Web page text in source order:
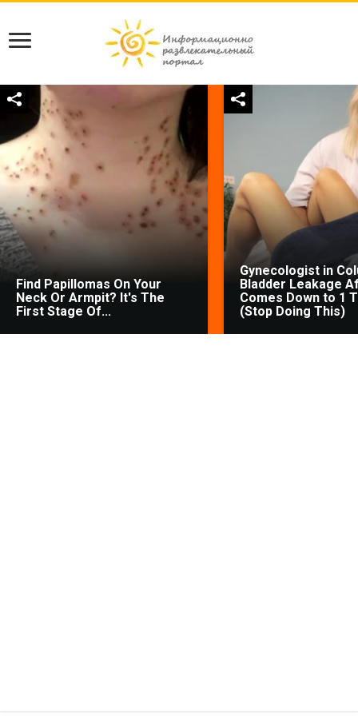
Find Papillomas On Your
Neck Or Armpit? It's The
First Stage Of...
Gynecologist in
Bladder Leakage
Comes Down to 1
(Stop Doing This)